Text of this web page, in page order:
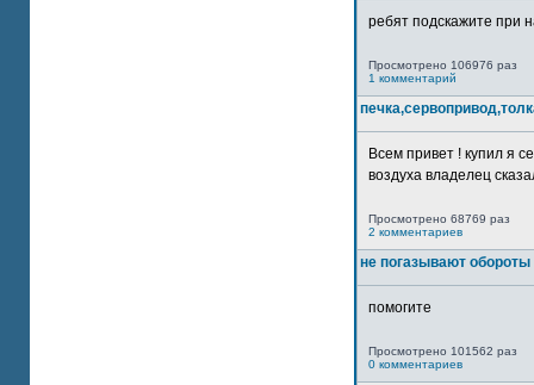
ребят подскажите при
Просмотрено 106976 раз
1 комментарий
Всем привет ! купил я
воздуха владелец
Просмотрено 68769 раз
2 комментариев
не погазывают обороты
помогите
Просмотрено 101562 раз
0 комментариев